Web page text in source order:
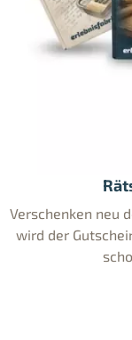
Verschenken neu
wird der